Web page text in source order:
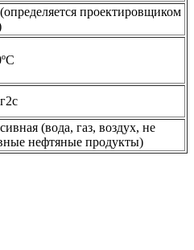
проектировщиком
(вода, газ, воздух, не
нефтяные продукты)